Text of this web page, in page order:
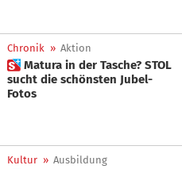
Chronik » Aktion
 Matura in der Tasche? STOL
sucht die schönsten Jubel-
Fotos
Kultur » Ausbildung